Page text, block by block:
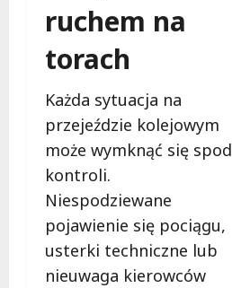
ruchem na
torach
Każda sytuacja na
przejeździe kolejowym
może wymknąć się spod
kontroli.
Niespodziewane
pojawienie się pociągu,
usterki techniczne lub
nieuwaga kierowców